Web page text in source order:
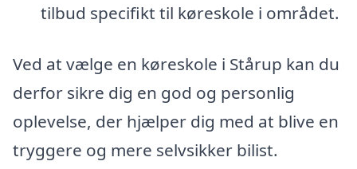
tilbud specifikt til køreskole i området.
Ved at vælge en køreskole i Stårup kan du
derfor sikre dig en god og personlig
oplevelse, der hjælper dig med at blive en
tryggere og mere selvsikker bilist.